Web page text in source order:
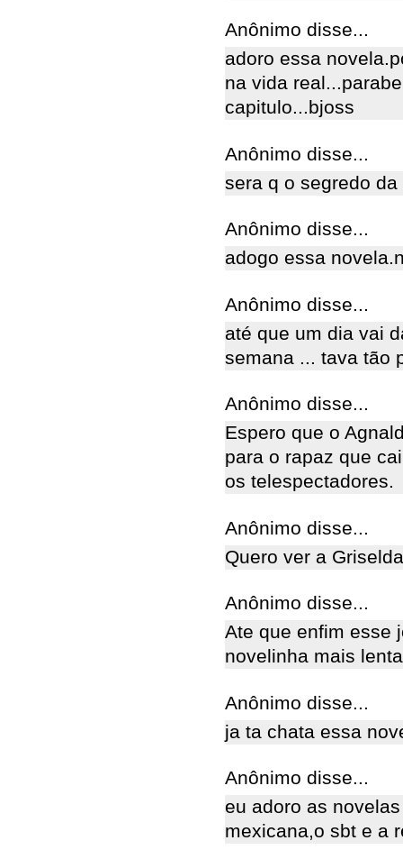
Anônimo disse...
adoro essa
na vida
capitulo...bjoss
Anônimo disse...
sera q o segredo
Anônimo disse...
adogo essa
Anônimo disse...
até que um dia vai
semana ... tava tão
Anônimo disse...
Espero que o
para o rapaz que
os telespectadores.
Anônimo disse...
Quero ver a
Anônimo disse...
Ate que enfim esse
novelinha mais
Anônimo disse...
ja ta chata essa
Anônimo disse...
eu adoro as
mexicana,o sbt e a